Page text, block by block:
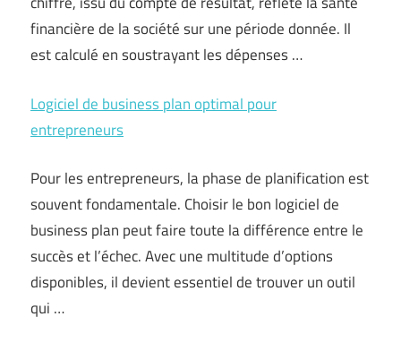
financière de la société sur une période donnée. Il
est calculé en soustrayant les dépenses …
Logiciel de business plan optimal pour
entrepreneurs
Pour les entrepreneurs, la phase de planification est
souvent fondamentale. Choisir le bon logiciel de
business plan peut faire toute la différence entre le
succès et l’échec. Avec une multitude d’options
disponibles, il devient essentiel de trouver un outil
qui …